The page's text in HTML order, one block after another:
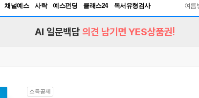
채널예스 사락 예스펀딩 클래스24
독서유형검사
RBTI Lab
여름
AI 일문백답 의견 남기면 YES상품권!
소득공제